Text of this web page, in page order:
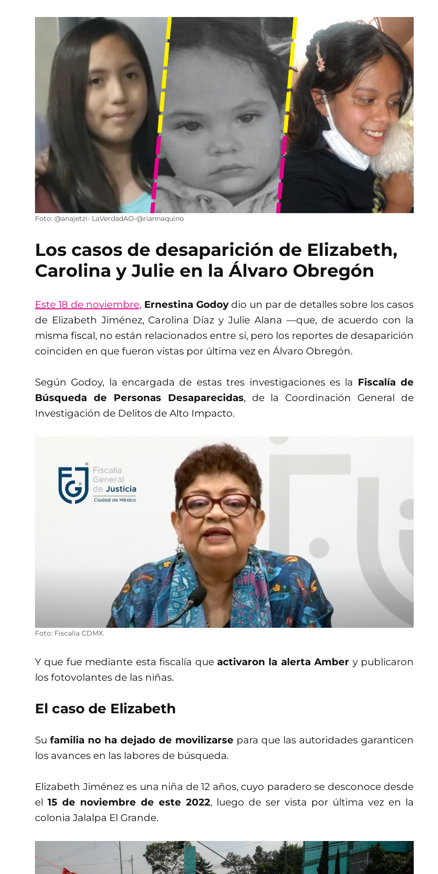
Foto: @anajetzi- LaVerdadAO-@riannaquino
Los casos de desaparición de Elizabeth,
Carolina y Julie en la Álvaro Obregón
Este 18 de noviembre, Ernestina Godoydio un par de detalles sobre los casos
de Elizabeth Jiménez, Carolina Díaz y Julie Alana —que, de acuerdo con la
misma fiscal, no están relacionados entre sí, pero los reportes de desaparición
coinciden en que fueron vistas por última vez en Álvaro Obregón.
Según Godoy, la encargada de estas tres investigaciones es la Fiscalía de
Búsqueda de Personas Desaparecidas, de la Coordinación General de
Investigación de Delitos de Alto Impacto.
Foto: Fiscalía CDMX.
Y que fue mediante esta fiscalía que activaron la alerta Amber y publicaron
los fotovolantes de las niñas.
El caso de Elizabeth
Su familia no ha dejado de movilizarse para que las autoridades garanticen
los avances en las labores de búsqueda.
Elizabeth Jiménez es una niña de 12 años, cuyo paradero se desconoce desde
el 15 de noviembre de este 2022, luego de ser vista por última vez en la
colonia Jalalpa El Grande.